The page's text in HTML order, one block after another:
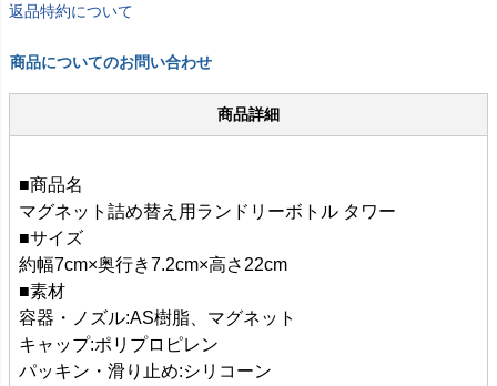
返品特約について
商品についてのお問い合わせ
商品詳細
■商品名
マグネット詰め替え用ランドリーボトル タワー
■サイズ
約幅7cm×奥行き7.2cm×高さ22cm
■素材
容器・ノズル:AS樹脂、マグネット
キャップ:ポリプロピレン
パッキン・滑り止め:シリコーン